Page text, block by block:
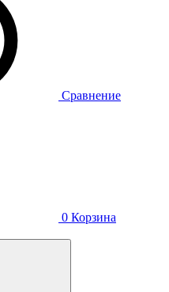
Сравнение
0 Корзина